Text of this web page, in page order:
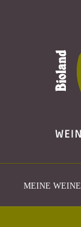
MEINE WEINE